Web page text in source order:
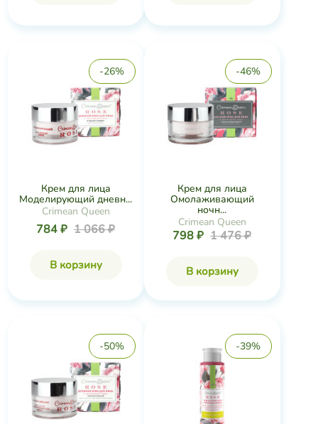
-26%
Крем для лица
Моделирующий дневн...
Crimean Queen
784 ₽ 1 066 ₽
В корзину
-46%
Крем для лица
Омолаживающий
ночн...
Crimean Queen
798 ₽ 1 476 ₽
В корзину
-50% -39%